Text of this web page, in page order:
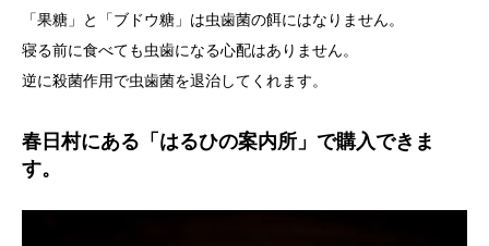
「果糖」と「ブドウ糖」は虫歯菌の餌にはなりません。
寝る前に食べても虫歯になる心配はありません。
逆に殺菌作用で虫歯菌を退治してくれます。
春日村にある「はるひの案内所」で購入できま
す。